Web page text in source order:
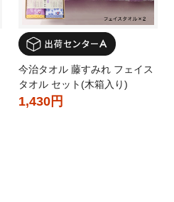
今治タオル 藤すみれ フェイス
タオル セット(木箱入り)
1,430円